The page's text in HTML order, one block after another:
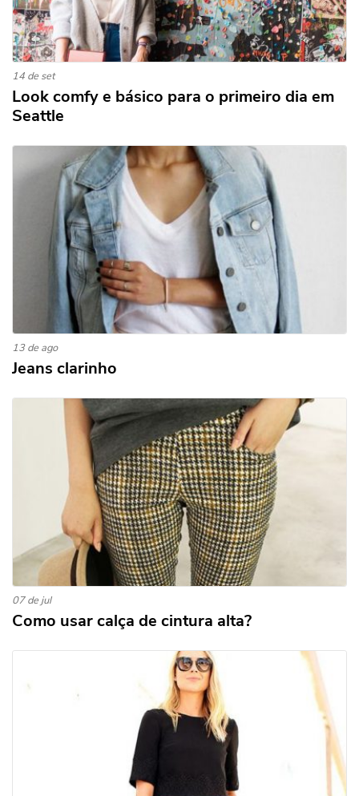
14 de set
Look comfy e básico para o primeiro dia em
Seattle
13 de ago
Jeans clarinho
07 de jul
Como usar calça de cintura alta?